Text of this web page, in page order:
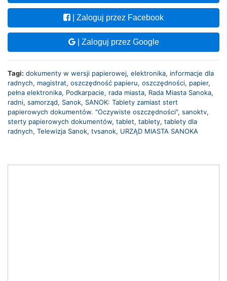
| Zaloguj przez Facebook
| Zaloguj przez Google
Tagi: dokumenty w wersji papierowej, elektronika, informacje dla
radnych, magistrat, oszczędność papieru, oszczędności, papier,
pełna elektronika, Podkarpacie, rada miasta, Rada Miasta Sanoka,
radni, samorząd, Sanok, SANOK: Tablety zamiast stert
papierowych dokumentów. "Oczywiste oszczędności", sanoktv,
sterty papierowych dokumentów, tablet, tablety, tablety dla
radnych, Telewizja Sanok, tvsanok, URZĄD MIASTA SANOKA